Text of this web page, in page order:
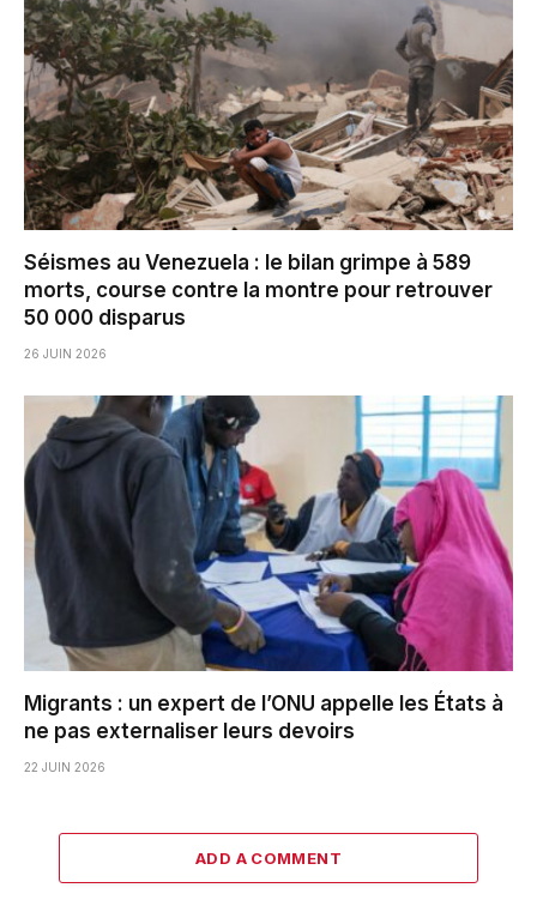
Séismes au Venezuela : le bilan grimpe à 589
morts, course contre la montre pour retrouver
50 000 disparus
26 JUIN 2026
Migrants : un expert de l’ONU appelle les États à
ne pas externaliser leurs devoirs
22 JUIN 2026
ADD A COMMENT